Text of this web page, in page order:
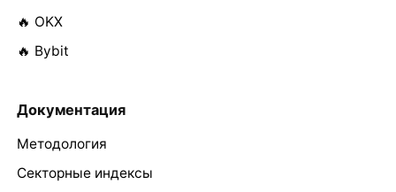
🔥 OKX
🔥 Bybit
Документация
Методология
Секторные индексы